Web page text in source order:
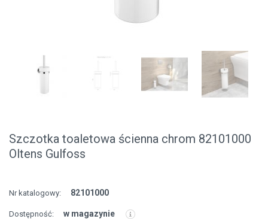
Szczotka toaletowa ścienna chrom 82101000
Oltens Gulfoss
Nr katalogowy: 82101000
Dostępność: w magazynie